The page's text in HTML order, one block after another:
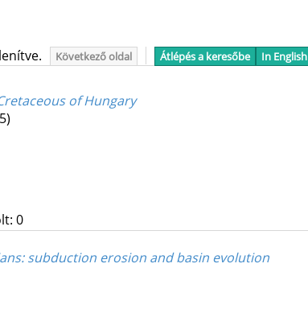
Következő oldal Átlépés a keresőbe In English
of Hungary
0
subduction erosion and basin evolution